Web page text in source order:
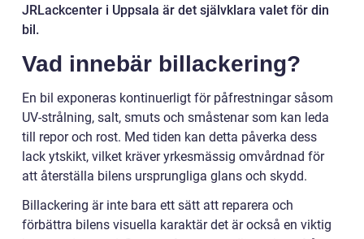
JRLackcenter i Uppsala är det självklara valet för din
bil.
Vad innebär billackering?
En bil exponeras kontinuerligt för påfrestningar såsom
UV-strålning, salt, smuts och småstenar som kan leda
till repor och rost. Med tiden kan detta påverka dess
lack ytskikt, vilket kräver yrkesmässig omvårdnad för
att återställa bilens ursprungliga glans och skydd.
Billackering är inte bara ett sätt att reparera och
förbättra bilens visuella karaktär det är också en viktig